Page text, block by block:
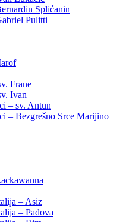
Splićanin
Pulitti
Frane
Ivan
– sv. Antun
– Bezgrešno Srce Marijino
– Asiz
– Padova